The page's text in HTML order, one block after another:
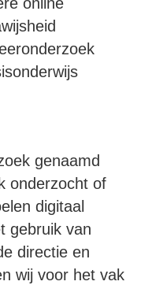
genaamd
onderzocht of
digitaal
gebruik van
directie en
wij voor het vak